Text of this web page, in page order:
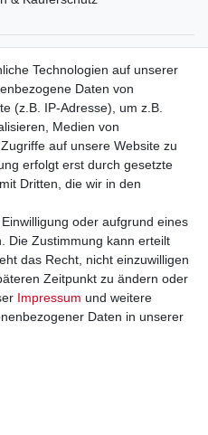
Kontakt
Technologien auf unserer
Daten von
(z.B. IP-Adresse), um z.B.
Medien von
auf unsere Website zu
erfolgt erst durch gesetzte
Dritten, die wir in den
oder aufgrund eines
Die Zustimmung kann erteilt
das Recht, nicht einzuwilligen
Zeitpunkt zu ändern oder
Impressum und weitere
Daten in unserer